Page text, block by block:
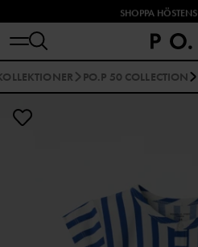
SHOPPA
PO.P 50 COLLECTION